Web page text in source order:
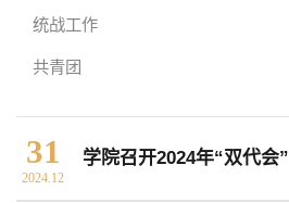
教学科研岗
统战工作
共青团
31
2024.12
学院召开2024年“双代会”